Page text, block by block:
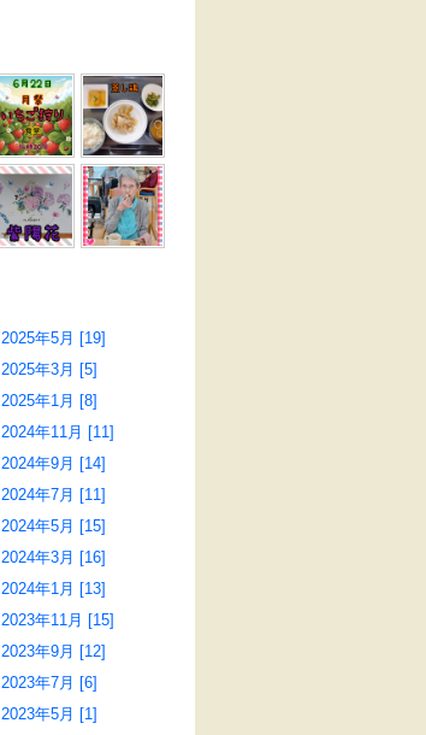
2025年5月 [19]
2025年3月 [5]
2025年1月 [8]
2024年11月 [11]
2024年9月 [14]
2024年7月 [11]
2024年5月 [15]
2024年3月 [16]
2024年1月 [13]
2023年11月 [15]
2023年9月 [12]
2023年7月 [6]
2023年5月 [1]